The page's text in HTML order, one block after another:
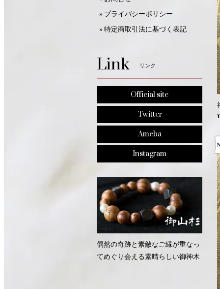
プライバシーポリシー
特定商取引法に基づく表記
Link リンク
Official site
Twitter
Ameba
Instagram
偶然の奇跡と素敵なご縁が重なっ
てめぐり会える素晴らしい御神木